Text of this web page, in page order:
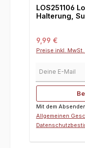
LOS251106
Halterung,
Regulärer Preis:
9,99 €
Preise inkl.
Mit dem
Allgemeinen